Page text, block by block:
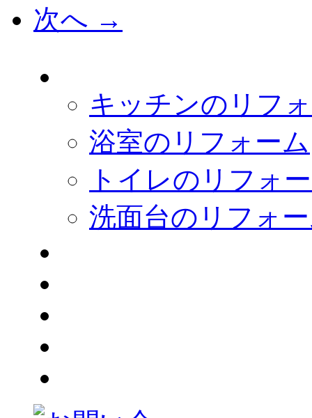
次へ →
キッチンのリフ
浴室のリフォーム
トイレのリフォ
洗面台のリフォ